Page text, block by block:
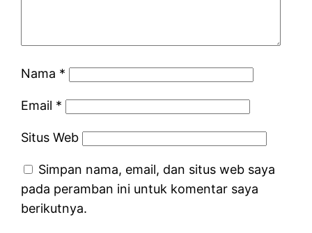
Nama *
Email *
Situs Web
Simpan nama, email, dan situs web saya
pada peramban ini untuk komentar saya
berikutnya.